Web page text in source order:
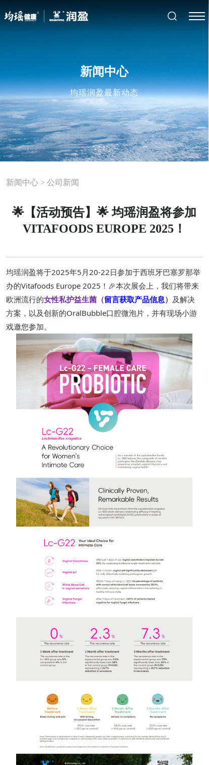
新闻中心
均瑶润盈最新动态
新闻中心 >公司新闻
🌟【活动预告】🌟 均瑶润盈将参加
VITAFOODS EUROPE 2025！
均瑶润盈将于2025年5月20-22日参加于西班牙巴塞罗那举
办的Vitafoods Europe 2025！🎉本次展会上，我们将带来
欧洲流行的女性私护益生菌（留言获取产品信息） 及解决
方案， 以及创新的OralBubble口腔微泡片，并有现场小游
戏邀您参加。